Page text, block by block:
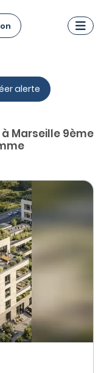
alerte
Marseille 9ème